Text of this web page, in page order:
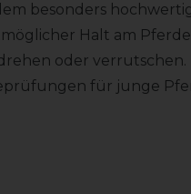
besonders
Halt am
oder
für junge